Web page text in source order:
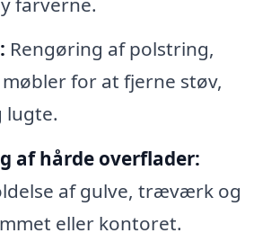
Rengøring af polstring,
for at fjerne støv,
lugte.
af hårde overflader:
af gulve, træværk og
eller kontoret.